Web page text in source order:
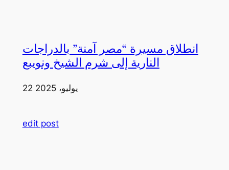
انطلاق مسيرة “مصر آمنة” بالدراجات
النارية إلى شرم الشيخ ونويبع
22 يوليو، 2025
edit post